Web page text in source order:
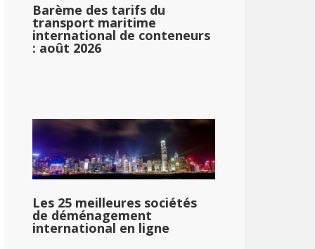
Barème des tarifs du
transport maritime
international de conteneurs
: août 2026
Les 25 meilleures sociétés
de déménagement
international en ligne